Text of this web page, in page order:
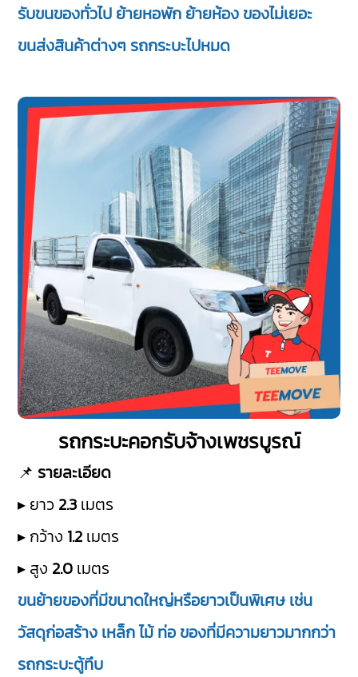
รับขนของทั่วไป ย้ายหอพัก ย้ายห้อง ของไม่เยอะ
ขนส่งสินค้าต่างๆ รถกระบะไปหมด
รถกระบะคอกรับจ้างเพชรบูรณ์
📌 รายละเอียด
▸ ยาว 2.3 เมตร
▸ กว้าง 1.2 เมตร
▸ สูง 2.0 เมตร
ขนย้ายของที่มีขนาดใหญ่หรือยาวเป็นพิเศษ เช่น
วัสดุก่อสร้าง เหล็ก ไม้ ท่อ ของที่มีความยาวมากกว่า
รถกระบะตู้ทึบ